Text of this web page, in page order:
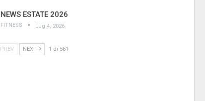
NEWS ESTATE 2026
FITNESS Lug 4, 2026
PREV NEXT 1 di 561